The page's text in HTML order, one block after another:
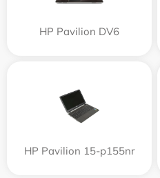
HP Pavilion DV6
HP Pavilion 15-p155nr